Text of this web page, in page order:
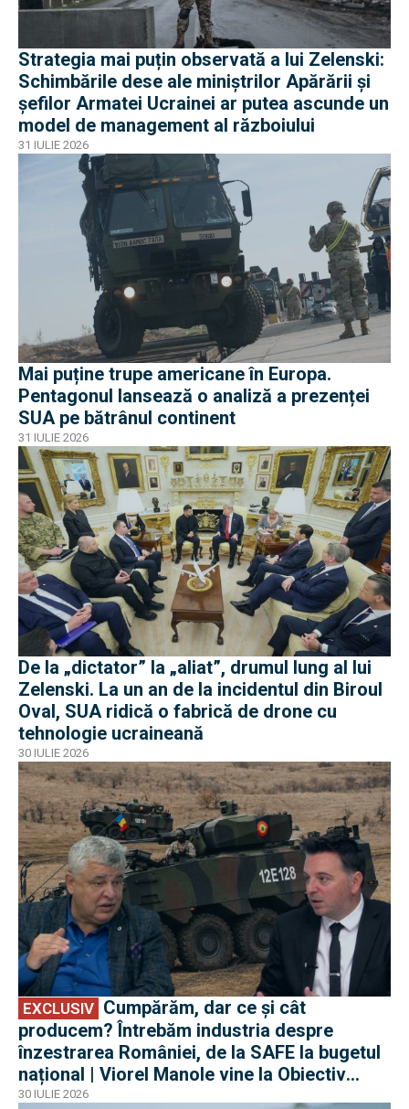
Strategia mai puțin observată a lui Zelenski:
Schimbările dese ale miniștrilor Apărării și
șefilor Armatei Ucrainei ar putea ascunde un
model de management al războiului
31 IULIE 2026
Mai puține trupe americane în Europa.
Pentagonul lansează o analiză a prezenței
SUA pe bătrânul continent
31 IULIE 2026
De la „dictator” la „aliat”, drumul lung al lui
Zelenski. La un an de la incidentul din Biroul
Oval, SUA ridică o fabrică de drone cu
tehnologie ucraineană
30 IULIE 2026
EXCLUSIV
EXCLUSIV
producem? Întrebăm industria despre
înzestrarea României, de la SAFE la bugetul
național | Viorel Manole vine la Obiectiv
EuroAtlantic la DefenseRomania
30 IULIE 2026